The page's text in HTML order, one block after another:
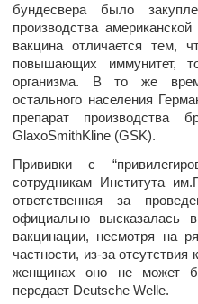
бундесвера было
производства
вакцина отличается тем,
повышающих иммунитет,
организма. В то же
остального населения
препарат производства
GlaxoSmithKline (GSK).
Прививки с
сотрудникам Института
ответственная за
официально высказалась
вакцинации, несмотря на
частности, из-за
женщинах оно не может
передает Deutsche Welle.